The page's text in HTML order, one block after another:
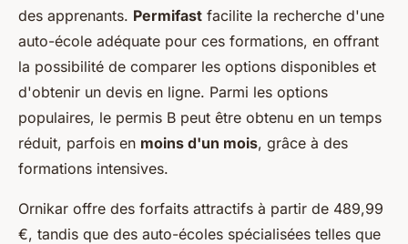
des apprenants. Permifast facilite la recherche d'une
auto-école adéquate pour ces formations, en offrant
la possibilité de comparer les options disponibles et
d'obtenir un devis en ligne. Parmi les options
populaires, le permis B peut être obtenu en un temps
réduit, parfois en moins d'un mois, grâce à des
formations intensives.
Ornikar offre des forfaits attractifs à partir de 489,99
€, tandis que des auto-écoles spécialisées telles que